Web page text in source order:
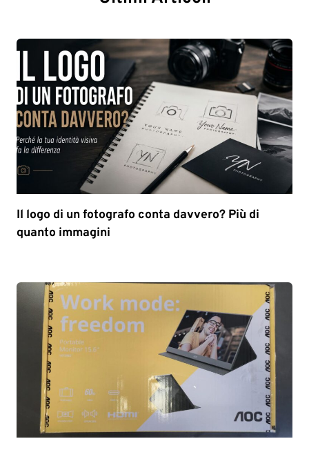
Il logo di un fotografo conta davvero? Più di
quanto immagini